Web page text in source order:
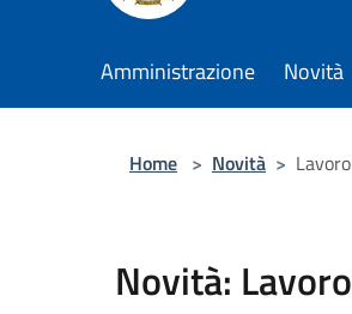
Amministrazione Novità
Home > Novità > Lavoro
Novità: Lavoro